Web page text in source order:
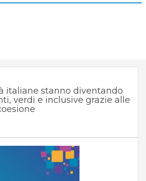
italiane stanno diventando
verdi e inclusive grazie alle